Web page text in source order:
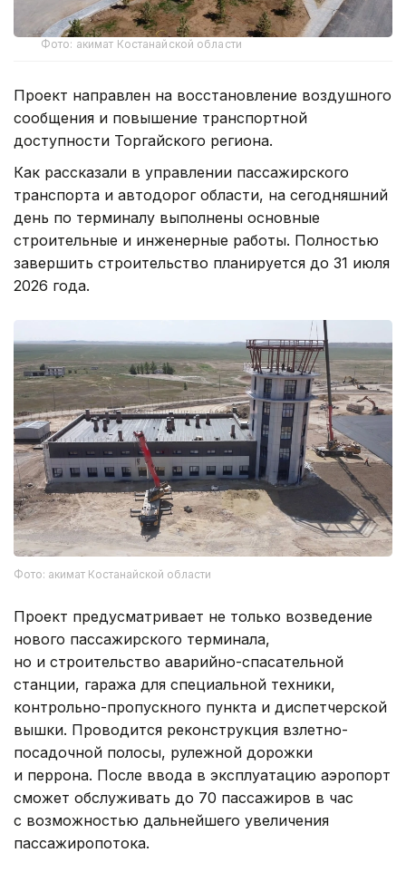
Фото: акимат Костанайской области
Проект направлен на восстановление воздушного
сообщения и повышение транспортной
доступности Торгайского региона.
Как рассказали в управлении пассажирского
транспорта и автодорог области, на сегодняшний
день по терминалу выполнены основные
строительные и инженерные работы. Полностью
завершить строительство планируется до 31 июля
2026 года.
Фото: акимат Костанайской области
Проект предусматривает не только возведение
нового пассажирского терминала,
но и строительство аварийно-спасательной
станции, гаража для специальной техники,
контрольно-пропускного пункта и диспетчерской
вышки. Проводится реконструкция взлетно-
посадочной полосы, рулежной дорожки
и перрона. После ввода в эксплуатацию аэропорт
сможет обслуживать до 70 пассажиров в час
с возможностью дальнейшего увеличения
пассажиропотока.